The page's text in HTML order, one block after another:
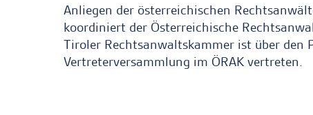
Anliegen der österreichischen
koordiniert der Österreichische
Tiroler Rechtsanwaltskammer ist über den
Vertreterversammlung im ÖRAK vertreten.